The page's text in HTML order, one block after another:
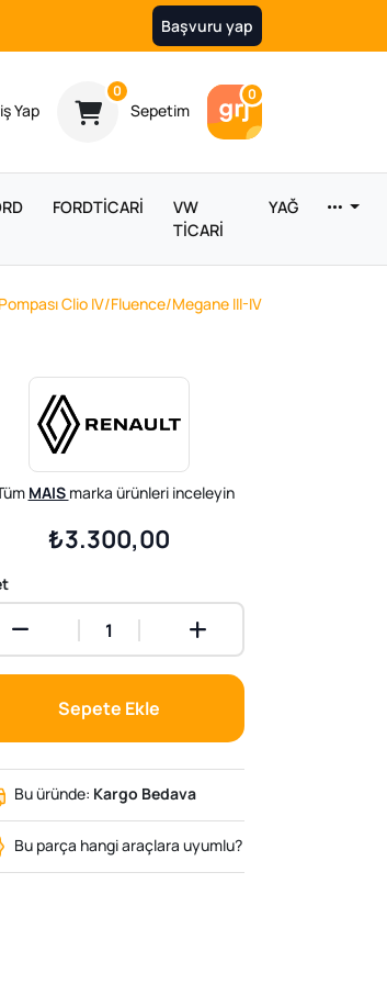
Başvuru yap
Yap
0Ürün sayısı
Sepetim
0Araç sayısı
FORDTİCARİ
VW
TİCARİ
YAĞ
Clio IV/Fluence/Megane III-IV
MAIS marka ürünleri inceleyin
₺3.300,00
Sepete Ekle
Bu üründe: Kargo Bedava
Bu parça hangi araçlara uyumlu?